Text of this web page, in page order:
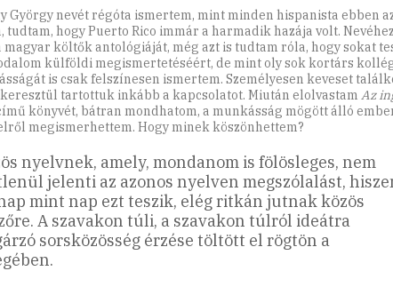
György nevét régóta ismertem, mint minden hispanista ebben
tudtam, hogy Puerto Rico immár a harmadik hazája volt. Nevéhez
magyar költők antológiáját, még azt is tudtam róla, hogy sokat
külföldi megismertetéséért, de mint oly sok kortárs
is csak felszínesen ismertem. Személyesen keveset
tartottuk inkább a kapcsolatot. Miután elolvastam Az
könyvét, bátran mondhatom, a munkásság mögött álló
megismerhettem. Hogy minek köszönhettem?
nyelvnek, amely, mondanom is fölösleges, nem
jelenti az azonos nyelven megszólalást,
mint nap ezt teszik, elég ritkán jutnak közös
A szavakon túli, a szavakon túlról ideátra
sorsközösség érzése töltött el rögtön a